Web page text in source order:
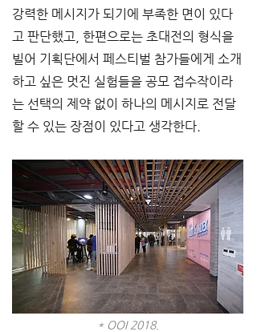
강력한 메시지가 되기에 부족한 면이 있다
고 판단했고, 한편으로는 초대전의 형식을
빌어 기획단에서 페스티벌 참가들에게 소개
하고 싶은 멋진 실험들을 공모 접수작이라
는 선택의 제약 없이 하나의 메시지로 전달
할 수 있는 장점이 있다고 생각한다.
* OOI 2018.